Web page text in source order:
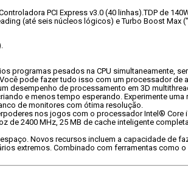
PCI Express v3.0 (40 linhas).TDP de
(até seis núcleos lógicos) e Turbo Boost Max
programas pesados na CPU simultaneamente,
pode fazer tudo isso com um processador de
desempenho de processamento em 3D
e menos tempo esperando. Experimente
de monitores com ótima resolução.
nos jogos com o processador Intel® Core
de 2400 MHz, 25 MB de cache inteligente
Novos recursos incluem a capacidade de
extremos. Combinado com ferramentas como o